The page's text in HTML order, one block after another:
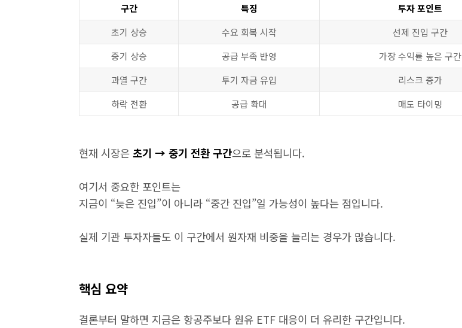
구간 특징
투자 포인트
초기 상승
수요 회복 시작
선제 진입 구간
중기 상승
공급 부족 반영
가장 수익률 높은 구간
과열 구간
투기 자금 유입
리스크 증가
하락 전환
공급 확대 매도 타이밍
현재 시장은 초기 → 중기 전환 구간으로 분석됩니다.
여기서 중요한 포인트는
지금이 “늦은 진입”이 아니라 “중간 진입”일 가능성이 높다는 점입니다.
실제 기관 투자자들도 이 구간에서 원자재 비중을 늘리는 경우가 많습니다.
핵심 요약
결론부터 말하면 지금은 항공주보다 원유 ETF 대응이 더 유리한 구간입니다.